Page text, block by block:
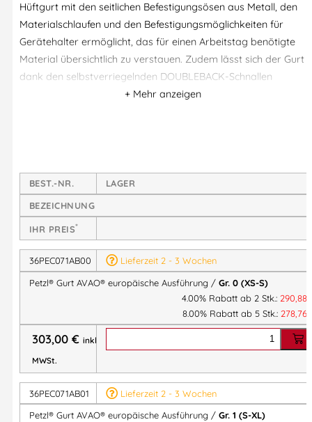
Hüftgurt mit den seitlichen Befestigungsösen aus Metall, den
Materialschlaufen und den Befestigungsmöglichkeiten für
Gerätehalter ermöglicht, das für einen Arbeitstag benötigte
Material übersichtlich zu verstauen. Zudem lässt sich der Gurt
dank den selbstverriegelnden DOUBLEBACK-Schnallen
einfach und schnell einstellen.
– Die ergonomisch geformten Schulterträger reduzieren
Reibungspunkte an Nacken oder Hals.
– Die schmalen, beweglichen Gurtbänder sorgen für
erhöhten Komfort und optimale Bewegungsfreiheit.
– Alle Kontaktflächen (Schulterträger, Hüftgurt und
Beinschlaufen) sind aus vorgeformten Schaumstoff mit
atmungsaktivem Futtergewebe gefertigt, sodass die
arbeitende Person sich bequem fortbewegen und
– Hüftgurt und Beinschlaufen sind halbstarr und sorgen
dadurch für eine optimale Positionierung und perfekten
Halt des Gurts an der anwendenden Person.
– Die seitlichen Befestigungsösen aus Metall können
eingeklappt werden, um ein Hängenbleiben zu
verhindern, wenn sie nicht benutzt werden.
BEST.-NR.
LAGER
BEZEICHNUNG
IHR PREIS*
36PEC071AB00
Lieferzeit 2 - 3 Wochen
Petzl® Gurt AVAO® europäische Ausführung / Gr. 0 (XS-S)
4.00% Rabatt ab 2 Stk.: 290,88
8.00% Rabatt ab 5 Stk.: 278,76
303,00 € inkl.
MWSt.
36PEC071AB01
Lieferzeit 2 - 3 Wochen
Petzl® Gurt AVAO® europäische Ausführung / Gr. 1 (S-XL)